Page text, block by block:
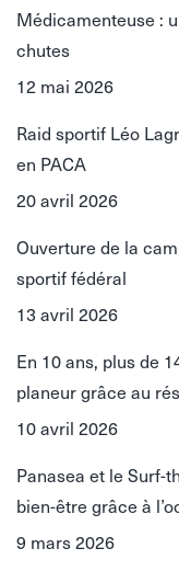
Médicamenteuse :
chutes
12 mai 2026
Raid sportif Léo
en PACA
20 avril 2026
Ouverture de la
sportif fédéral
13 avril 2026
En 10 ans, plus de
planeur grâce au
10 avril 2026
Panasea et le Surf-
bien-être grâce à
9 mars 2026